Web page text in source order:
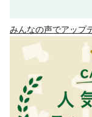
みんなの声でアップ